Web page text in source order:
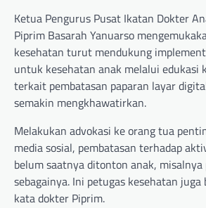
Ketua Pengurus Pusat Ikatan Dokter
Piprim Basarah Yanuarso
kesehatan turut mendukung
untuk kesehatan anak melalui edukasi
terkait pembatasan paparan layar
semakin mengkhawatirkan.
Melakukan advokasi ke orang tua
media sosial, pembatasan terhadap
belum saatnya ditonton anak,
sebagainya. Ini petugas kesehatan juga
kata dokter Piprim.